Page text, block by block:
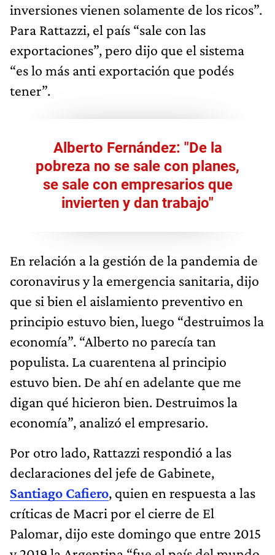
inversiones vienen solamente de los ricos”.
Para Rattazzi, el país “sale con las
exportaciones”, pero dijo que el sistema
“es lo más anti exportación que podés
tener”.
Alberto Fernández: "De la
pobreza no se sale con planes,
se sale con empresarios que
invierten y dan trabajo"
En relación a la gestión de la pandemia de
coronavirus y la emergencia sanitaria, dijo
que si bien el aislamiento preventivo en
principio estuvo bien, luego “destruimos la
economía”. “Alberto no parecía tan
populista. La cuarentena al principio
estuvo bien. De ahí en adelante que me
digan qué hicieron bien. Destruimos la
economía”, analizó el empresario.
Por otro lado, Rattazzi respondió a las
declaraciones del jefe de Gabinete,
Santiago Cafiero, quien en respuesta a las
críticas de Macri por el cierre de El
Palomar, dijo este domingo que entre 2015